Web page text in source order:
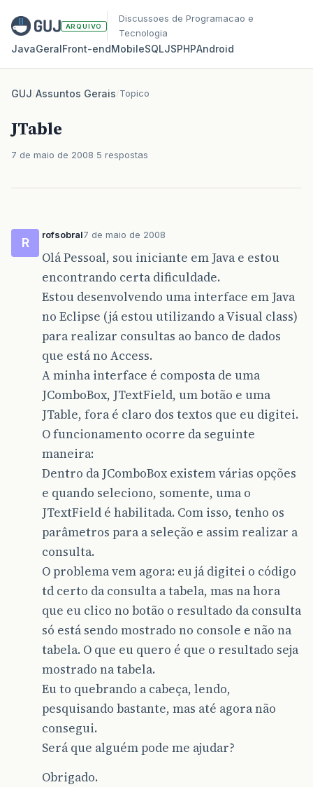
ARQUIVO
Discussoes de Programacao e
Tecnologia
JavaGeralFront‑endMobileSQLJSPHPAndroid
GUJ/Assuntos Gerais/Topico
JTable
7 de maio de 2008 5 respostas
R
rofsobral7 de maio de 2008
Olá Pessoal, sou iniciante em Java e estou
encontrando certa dificuldade.
Estou desenvolvendo uma interface em Java
no Eclipse (já estou utilizando a Visual class)
para realizar consultas ao banco de dados
que está no Access.
A minha interface é composta de uma
JComboBox, JTextField, um botão e uma
JTable, fora é claro dos textos que eu digitei.
O funcionamento ocorre da seguinte
maneira:
Dentro da JComboBox existem várias opções
e quando seleciono, somente, uma o
JTextField é habilitada. Com isso, tenho os
parâmetros para a seleção e assim realizar a
consulta.
O problema vem agora: eu já digitei o código
td certo da consulta a tabela, mas na hora
que eu clico no botão o resultado da consulta
só está sendo mostrado no console e não na
tabela. O que eu quero é que o resultado seja
mostrado na tabela.
Eu to quebrando a cabeça, lendo,
pesquisando bastante, mas até agora não
consegui.
Será que alguém pode me ajudar?
Obrigado.